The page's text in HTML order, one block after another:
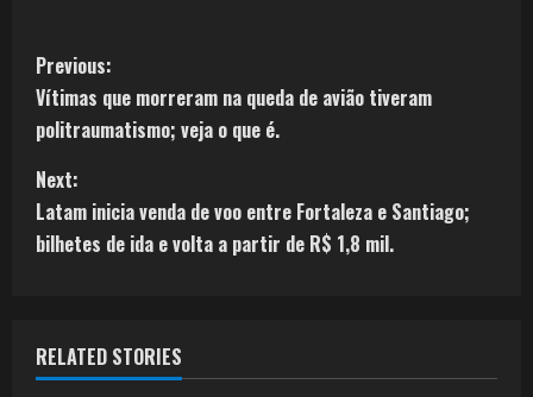
Previous:
Vítimas que morreram na queda de avião tiveram
politraumatismo; veja o que é.
Next:
Latam inicia venda de voo entre Fortaleza e Santiago;
bilhetes de ida e volta a partir de R$ 1,8 mil.
RELATED STORIES